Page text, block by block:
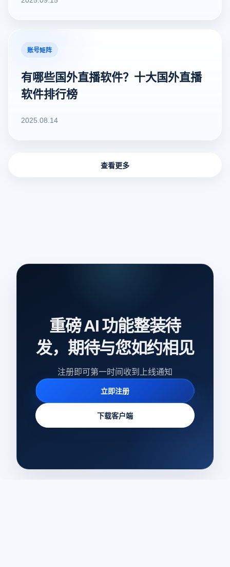
账号矩阵
有哪些国外直播软件？十大国外直播
软件排行榜
2025.08.14
重磅 AI 功能整装待
发，期待与您如约相见
注册即可第一时间收到上线通知
立即注册
下载客户端